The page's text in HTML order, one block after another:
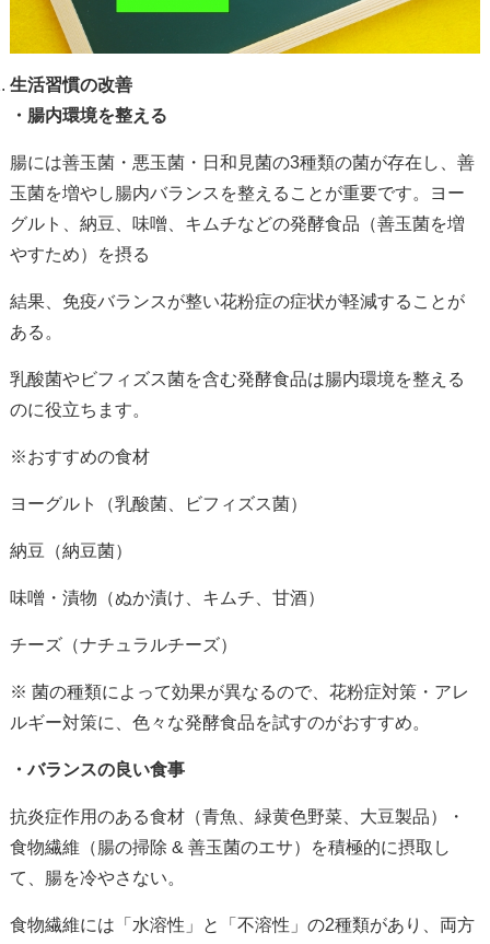
生活習慣の改善
・腸内環境を整える
腸には善玉菌・悪玉菌・日和見菌の3種類の菌が存在し、善
玉菌を増やし腸内バランスを整えることが重要です。ヨー
グルト、納豆、味噌、キムチなどの発酵食品（善玉菌を増
やすため）を摂る
結果、免疫バランスが整い花粉症の症状が軽減することが
ある。
乳酸菌やビフィズス菌を含む発酵食品は腸内環境を整える
のに役立ちます。
※おすすめの食材
ヨーグルト（乳酸菌、ビフィズス菌）
納豆（納豆菌）
味噌・漬物（ぬか漬け、キムチ、甘酒）
チーズ（ナチュラルチーズ）
※ 菌の種類によって効果が異なるので、花粉症対策・アレ
ルギー対策に、色々な発酵食品を試すのがおすすめ。
・バランスの良い食事
抗炎症作用のある食材（青魚、緑黄色野菜、大豆製品）・
食物繊維（腸の掃除 & 善玉菌のエサ）を積極的に摂取し
て、腸を冷やさない。
食物繊維には「水溶性」と「不溶性」の2種類があり、両方